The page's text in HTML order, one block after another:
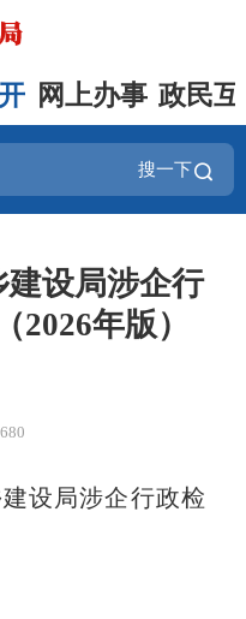
网上办事 政民
搜一下
设局涉企行
2026年版）
设局涉企行政检